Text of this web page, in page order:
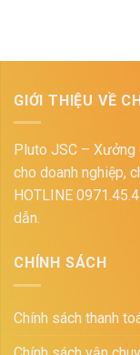
GIỚI THIỆU VỀ
Pluto JSC – Xưởng
cho doanh nghiệp,
HOTLINE
dẫn.
CHÍNH SÁCH
Chính sách thanh